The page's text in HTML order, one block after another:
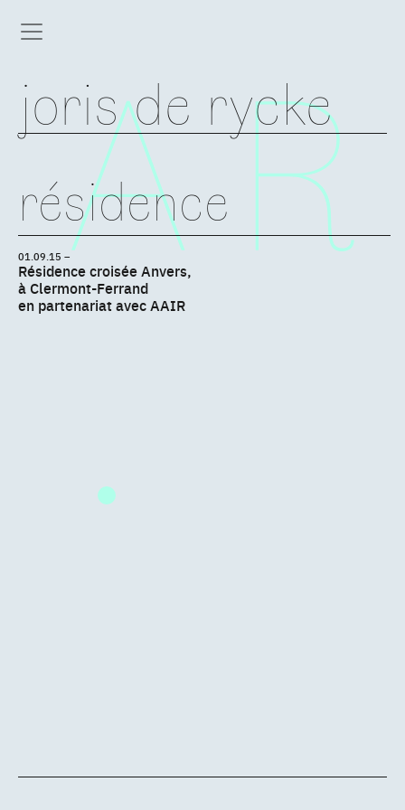
joris de rycke
résidence
01.09.15 –
Résidence croisée Anvers,
à Clermont-Ferrand
en partenariat avec AAIR